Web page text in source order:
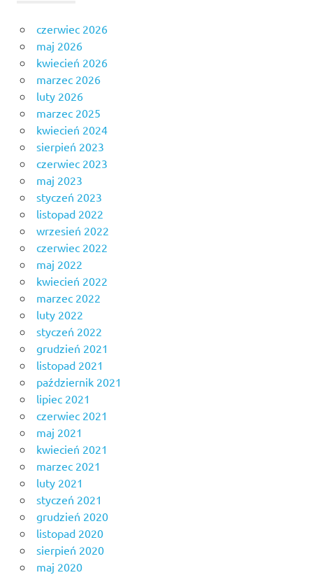
czerwiec 2026
maj 2026
kwiecień 2026
marzec 2026
luty 2026
marzec 2025
kwiecień 2024
sierpień 2023
czerwiec 2023
maj 2023
styczeń 2023
listopad 2022
wrzesień 2022
czerwiec 2022
maj 2022
kwiecień 2022
marzec 2022
luty 2022
styczeń 2022
grudzień 2021
listopad 2021
październik 2021
lipiec 2021
czerwiec 2021
maj 2021
kwiecień 2021
marzec 2021
luty 2021
styczeń 2021
grudzień 2020
listopad 2020
sierpień 2020
maj 2020